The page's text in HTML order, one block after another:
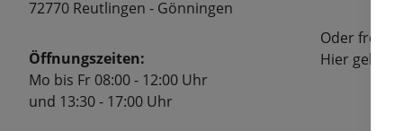
72770 Reutlingen - Gönningen
Öffnungszeiten:
Mo bis Fr 08:00 - 12:00 Uhr
und 13:30 - 17:00 Uhr
Oder
Hier geht's